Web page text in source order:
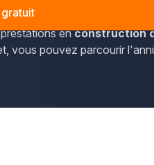
enconstruction
vous pouvez parcourir